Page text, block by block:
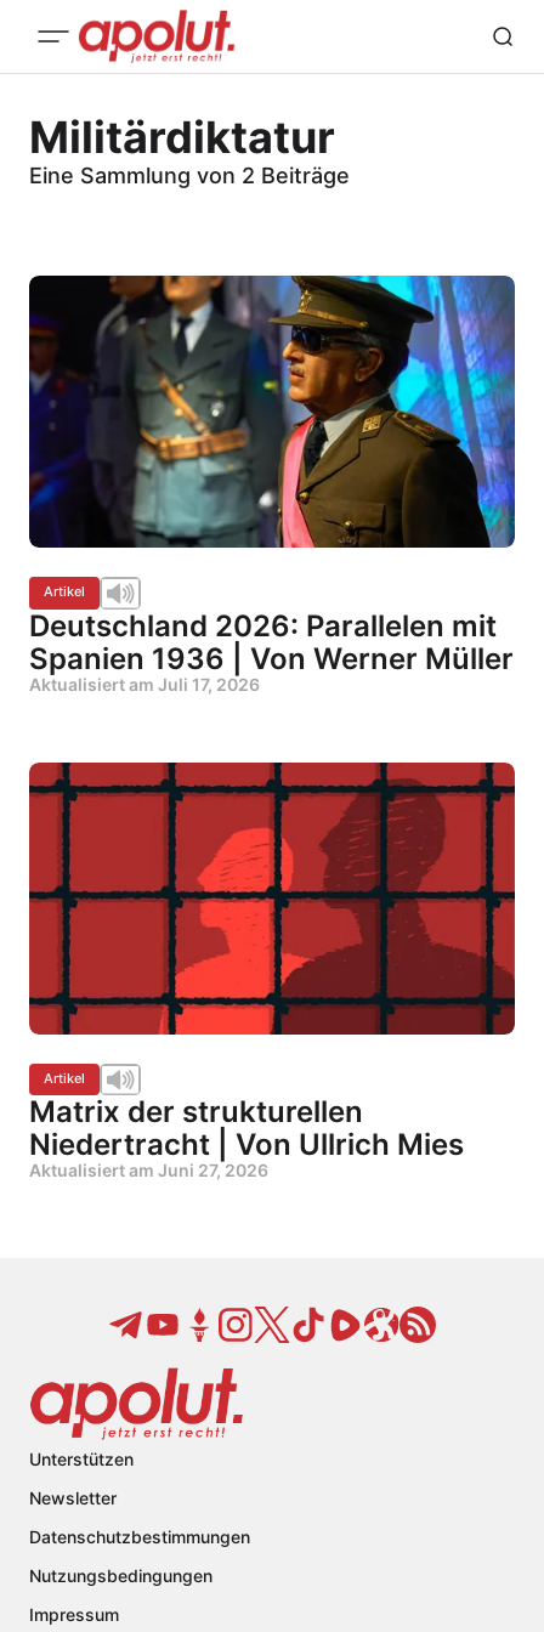
Militärdiktatur
Eine Sammlung von 2 Beiträge
Artikel
Deutschland 2026: Parallelen mit
Spanien 1936 | Von Werner Müller
Aktualisiert am Juli 17, 2026
Artikel
Matrix der strukturellen
Niedertracht | Von Ullrich Mies
Aktualisiert am Juni 27, 2026
Unterstützen
Newsletter
Datenschutzbestimmungen
Nutzungsbedingungen
Impressum